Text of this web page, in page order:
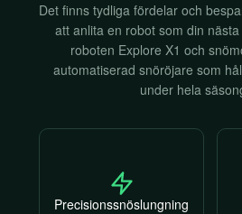
Det finns tydliga fördelar och
att anlita en robot som din
roboten Explore X1 och
automatiserad snöröjare som
under hela
Precisionssnöslungning